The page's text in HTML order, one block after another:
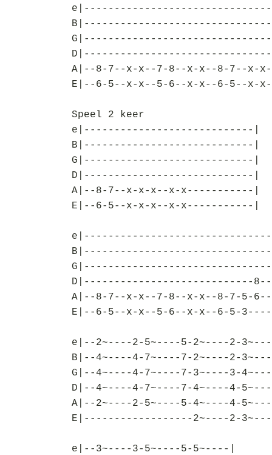
A|--8-7--x-x--7-8--x-x--8-7--x-
E|--6-5--x-x--5-6--x-x--6-5--x-
Speel 2 keer
e|----------------------------|
B|----------------------------|
G|----------------------------|
D|----------------------------|
A|--8-7--x-x-x--x-x-----------|
E|--6-5--x-x-x--x-x-----------|
e|-------------------------------|
B|-------------------------------|
G|-------------------------------|
D|----------------------------8--|
A|--8-7--x-x--7-8--x-x--8-7-5-6--|
E|--6-5--x-x--5-6--x-x--6-5-3----|
e|--2~----2-5~----5-2~----2-
B|--4~----4-7~----7-2~----2-
G|--4~----4-7~----7-3~----3-
D|--4~----4-7~----7-4~----4-
A|--2~----2-5~----5-4~----4-
E|------------------2~----2-
e|--3~----3-5~----5-5~----|